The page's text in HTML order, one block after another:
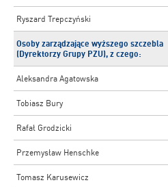
Ryszard Trepczyński
Osoby zarządzające wyższego szczebla
(Dyrektorzy Grupy PZU), z czego:
Aleksandra Agatowska
Tobiasz Bury
Rafał Grodzicki
Przemysław Henschke
Tomasz Karusewicz